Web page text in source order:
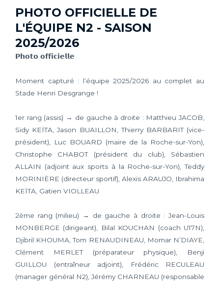
PHOTO OFFICIELLE DE
L'ÉQUIPE N2 - SAISON
2025/2026
𝗣𝗵𝗼𝘁𝗼 𝗼𝗳𝗳𝗶𝗰𝗶𝗲𝗹𝗹𝗲
Moment capturé : l’équipe 2025/2026 au complet au
Stade Henri Desgrange !
1er rang (assis) → de gauche à droite : Matthieu JACOB,
Sidy KEÏTA, Jason BUAILLON, Thierry BARBARIT (vice-
président), Luc BOUARD (maire de la Roche-sur-Yon),
Christophe CHABOT (président du club), Sébastien
ALLAIN (adjoint aux sports à la Roche-sur-Yon), Teddy
MORINIÈRE (directeur sportif), Alexis ARAUJO, Ibrahima
KEÏTA, Gatien VIOLLEAU
2ème rang (milieu) → de gauche à droite : Jean-Louis
MONBERGE (dirigeant), Bilal KOUCHAN (coach U17N),
Djibril KHOUMA, Tom RENAUDINEAU, Momar N’DIAYE,
Clément MERLET (préparateur physique), Benji
GUILLOU (entraîneur adjoint), Frédéric RECULEAU
(manager général N2), Jérémy CHARNEAU (responsable